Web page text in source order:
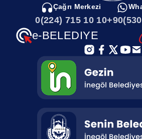
Çağrı Merkezi
0(224) 715 10 10
e-BELEDIYE